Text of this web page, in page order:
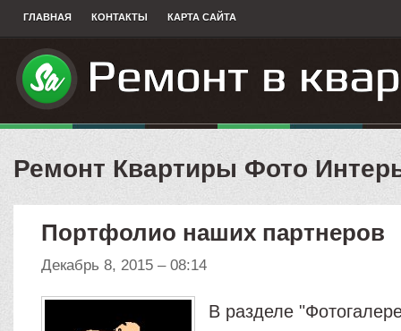
ГЛАВНАЯ КОНТАКТЫ КАРТА САЙТА
Ремонт Квартиры Фото
Портфолио наших партнеров
Декабрь 8, 2015 – 08:14
В разделе